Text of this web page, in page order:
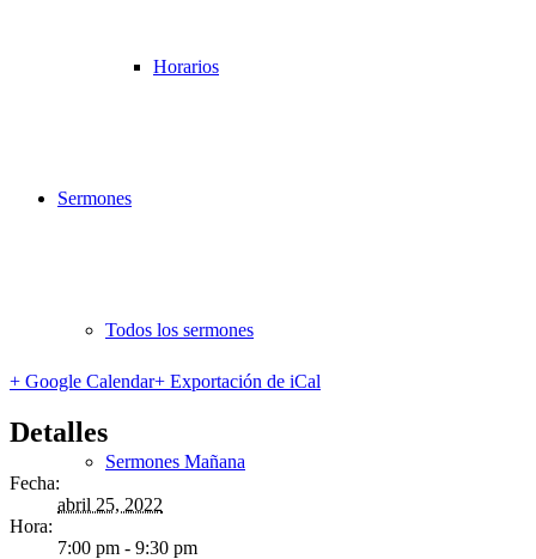
Horarios
Sermones
Todos los sermones
Sermones Mañana
+ Google Calendar+ Exportación de iCal
Detalles
Fecha:
abril 25, 2022
Hora:
7:00 pm - 9:30 pm